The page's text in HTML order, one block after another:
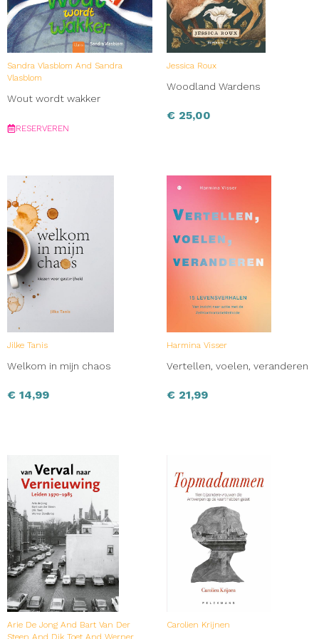
Sandra Vlasblom And Sandra
Vlasblom
Wout wordt wakker
RESERVEREN
Jessica Roux
Woodland Wardens
€ 25,00
Jilke Tanis
Welkom in mijn chaos
€ 14,99
Harmina Visser
Vertellen, voelen, veranderen
€ 21,99
Arie De Jong And Bart Van Der
Carolien Krijnen